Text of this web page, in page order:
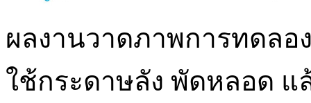
ผลงานวาดภาพการทดล
ใช้กระดาษลัง พัดหลอด แ